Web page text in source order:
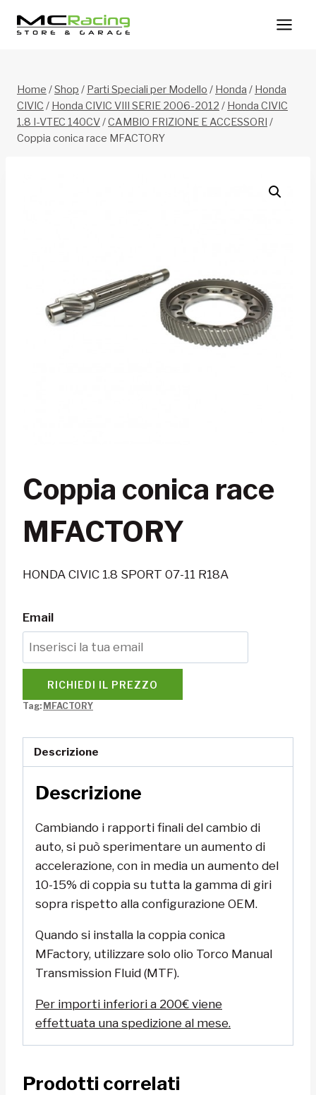
Home /Shop / Parti Speciali per Modello / Honda / Honda
CIVIC / Honda CIVIC VIII SERIE 2006-2012 / Honda CIVIC
1.8 I-VTEC 140CV/CAMBIO FRIZIONE E ACCESSORI /
Coppia conica race MFACTORY
Coppia conica race
MFACTORY
HONDA CIVIC 1.8 SPORT 07-11 R18A
Email
RICHIEDI IL PREZZO
Tag: MFACTORY
Descrizione
Descrizione
Cambiando i rapporti finali del cambio di
auto, si può sperimentare un aumento di
accelerazione, con in media un aumento del
10-15% di coppia su tutta la gamma di giri
sopra rispetto alla configurazione OEM.
Quando si installa la coppia conica
MFactory, utilizzare solo olio Torco Manual
Transmission Fluid (MTF).
Per importi inferiori a 200€ viene
effettuata una spedizione al mese.
Prodotti correlati